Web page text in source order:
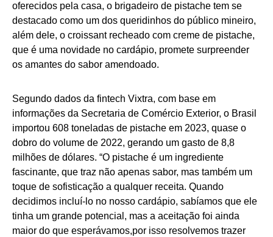
oferecidos pela casa, o brigadeiro de pistache tem se
destacado como um dos queridinhos do público mineiro,
além dele, o croissant recheado com creme de pistache,
que é uma novidade no cardápio, promete surpreender
os amantes do sabor amendoado.
Segundo dados da fintech Vixtra, com base em
informações da Secretaria de Comércio Exterior, o Brasil
importou 608 toneladas de pistache em 2023, quase o
dobro do volume de 2022, gerando um gasto de 8,8
milhões de dólares. “O pistache é um ingrediente
fascinante, que traz não apenas sabor, mas também um
toque de sofisticação a qualquer receita. Quando
decidimos incluí-lo no nosso cardápio, sabíamos que ele
tinha um grande potencial, mas a aceitação foi ainda
maior do que esperávamos,por isso resolvemos trazer